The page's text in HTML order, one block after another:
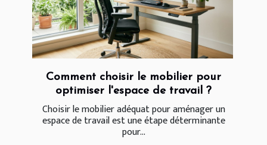
Comment choisir le mobilier pour
optimiser l'espace de travail ?
Choisir le mobilier adéquat pour aménager un
espace de travail est une étape déterminante
pour...